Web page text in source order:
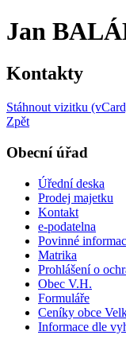
Jan
Kontakty
Stáhnout vizitku
Zpět
Obecní úřad
Úřední deska
Prodej majetku
Kontakt
e-podatelna
Povinné
Matrika
Prohlášení o
Obec V.H.
Formuláře
Ceníky obce
Informace dle